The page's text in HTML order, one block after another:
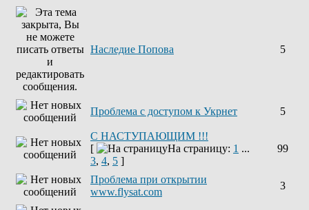
Наследие Попова 5
Проблема с доступом к Укрнет 5
С НАСТУПАЮЩИМ !!!
[
На страницу: 1 ...
3, 4, 5 ]
99
Проблема при открытии
www.flysat.com
3